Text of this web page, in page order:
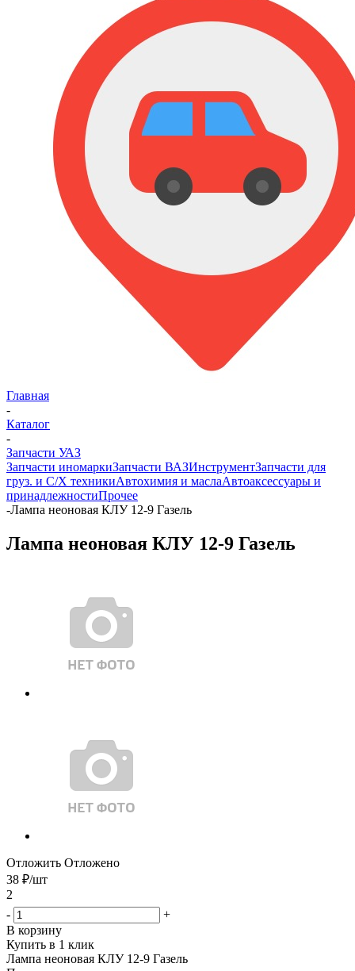
Главная
-
Каталог
-
Запчасти УАЗ
Запчасти иномаркиЗапчасти ВАЗИнструментЗапчасти для
груз. и С/Х техникиАвтохимия и маслаАвтоаксессуары и
принадлежностиПрочее
-Лампа неоновая КЛУ 12-9 Газель
Лампа неоновая КЛУ 12-9 Газель
Отложить Отложено
38 ₽/шт
2
-
+
В корзину
Купить в 1 клик
Лампа неоновая КЛУ 12-9 Газель